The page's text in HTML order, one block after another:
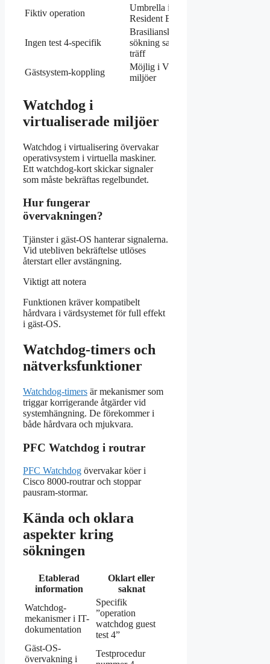
Fiktiv operation
Umbrella i
Resident Evil
Ingen test 4-specifik
Brasiliansk
sökning saknar
träff
Gästsystem-koppling
Möjlig i VM-
miljöer
Watchdog i
virtualiserade miljöer
Watchdog i virtualisering övervakar
operativsystem i virtuella maskiner.
Ett watchdog-kort skickar signaler
som måste bekräftas regelbundet.
Hur fungerar
övervakningen?
Tjänster i gäst-OS hanterar signalerna.
Vid utebliven bekräftelse utlöses
återstart eller avstängning.
Viktigt att notera
Funktionen kräver kompatibelt
hårdvara i värdsystemet för full effekt
i gäst-OS.
Watchdog-timers och
nätverksfunktioner
Watchdog-timers är mekanismer som
triggar korrigerande åtgärder vid
systemhängning. De förekommer i
både hårdvara och mjukvara.
PFC Watchdog i routrar
PFC Watchdog övervakar köer i
Cisco 8000-routrar och stoppar
pausram-stormar.
Kända och oklara
aspekter kring
sökningen
Etablerad
information
Oklart eller
saknat
Watchdog-
mekanismer i IT-
dokumentation
Specifik
”operation
watchdog guest
test 4”
Gäst-OS-
övervakning i
Testprocedur